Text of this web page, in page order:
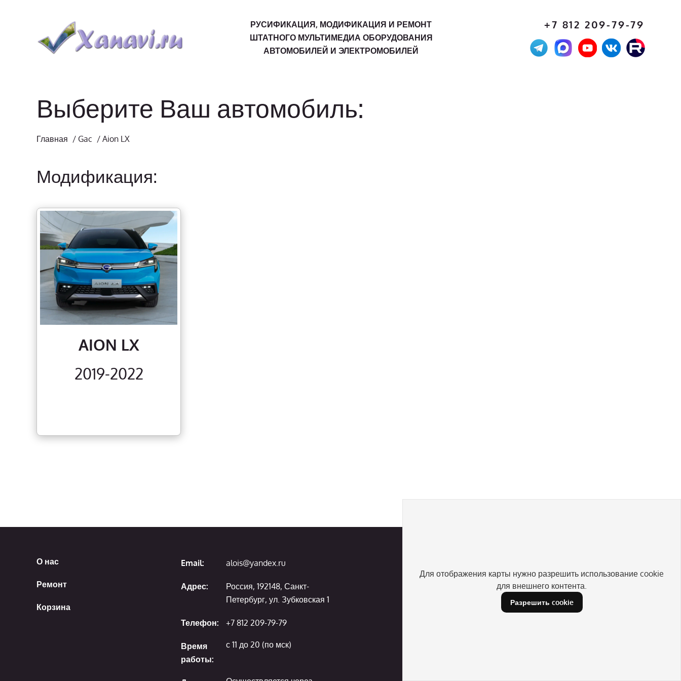
РУСИФИКАЦИЯ, МОДИФИКАЦИЯ И РЕМОНТ
ШТАТНОГО МУЛЬТИМЕДИА ОБОРУДОВАНИЯ
АВТОМОБИЛЕЙ И ЭЛЕКТРОМОБИЛЕЙ
+7 812 209-79-79
Выберите Ваш автомобиль:
Главная / Gac / Aion LX
Модификация:
AION LX
2019-2022
О нас
Ремонт
Корзина
Email: alois@yandex.ru
Адрес:
Россия, 192148, Санкт-
Петербург, ул. Зубковская 1
Телефон: +7 812 209-79-79
Время
работы:
с 11 до 20 (по мск)
Для отображения карты нужно разрешить использование cookie
для внешнего контента.
Разрешить cookie